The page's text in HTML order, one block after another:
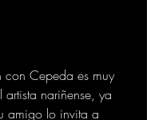
con Cepeda es muy
nariñense, ya
amigo lo invita a